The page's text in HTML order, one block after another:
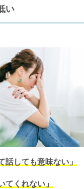
い
話しても意味ない」
てくれない」